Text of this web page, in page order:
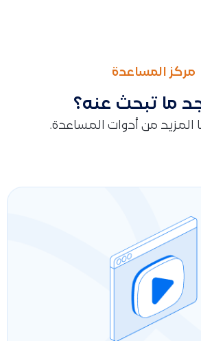
مركز المساعدة
ما تبحث عنه؟
المزيد من أدوات المساعدة.